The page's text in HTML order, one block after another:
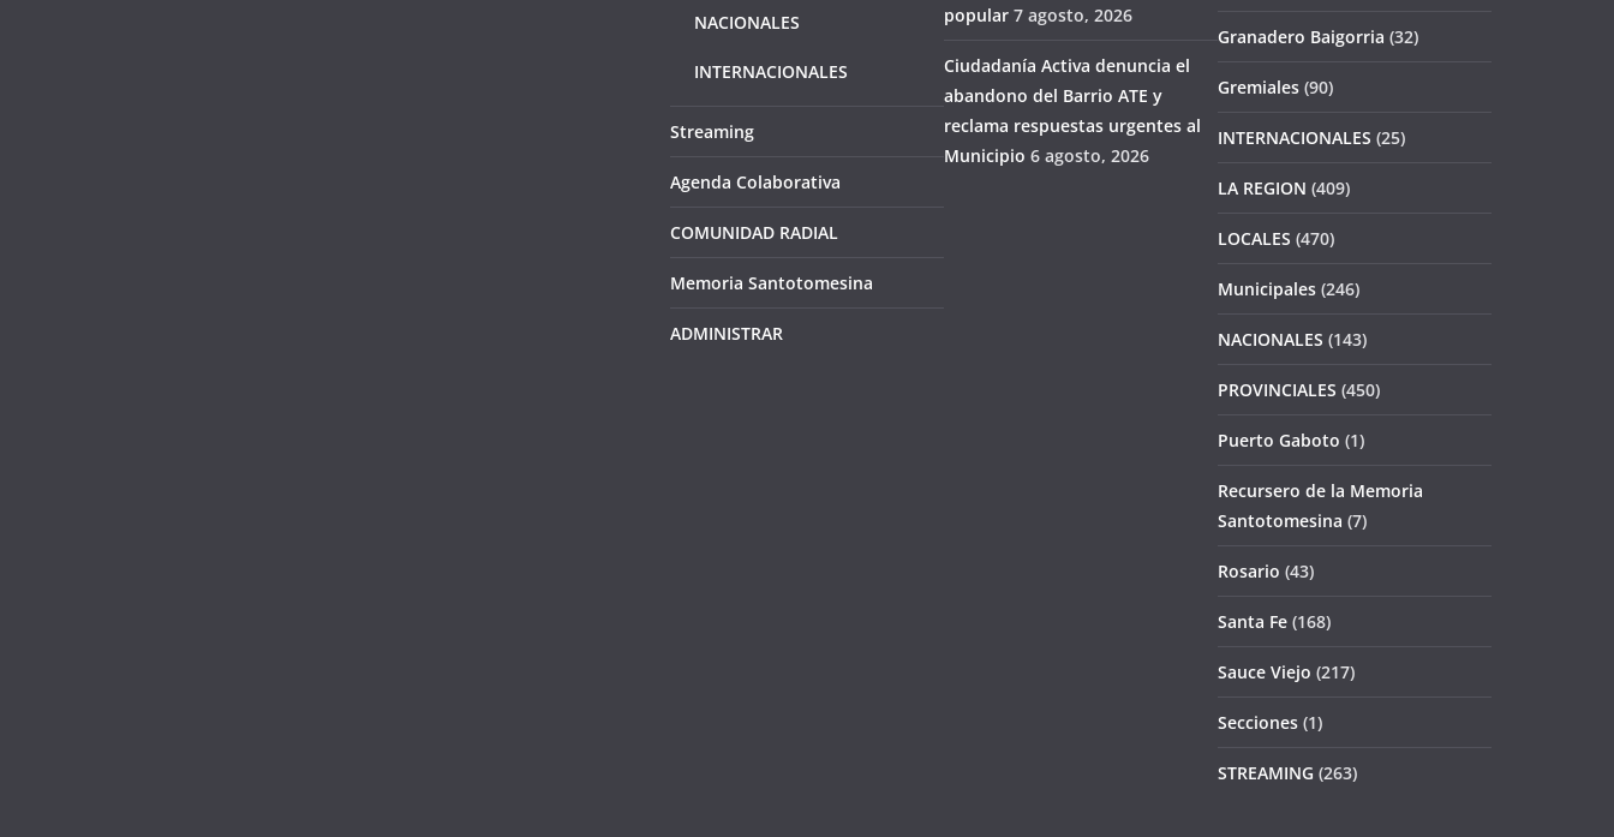
NACIONALES
INTERNACIONALES
Streaming
Agenda Colaborativa
COMUNIDAD RADIAL
Memoria Santotomesina
ADMINISTRAR
popular 7 agosto, 2026
Ciudadanía Activa denuncia el
abandono del Barrio ATE y
reclama respuestas urgentes al
Municipio 6 agosto, 2026
Granadero Baigorria (32)
Gremiales (90)
INTERNACIONALES (25)
LA REGION (409)
LOCALES (470)
Municipales (246)
NACIONALES (143)
PROVINCIALES (450)
Puerto Gaboto (1)
Recursero de la Memoria
Santotomesina (7)
Rosario (43)
Santa Fe (168)
Sauce Viejo (217)
Secciones (1)
STREAMING (263)